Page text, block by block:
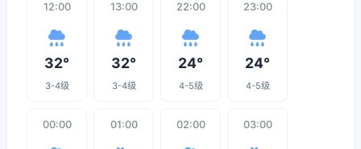
12:00
32°
3-4级
13:00
32°
3-4级
22:00
24°
4-5级
23:00
24°
4-5级
00:00 01:00 02:00 03:00